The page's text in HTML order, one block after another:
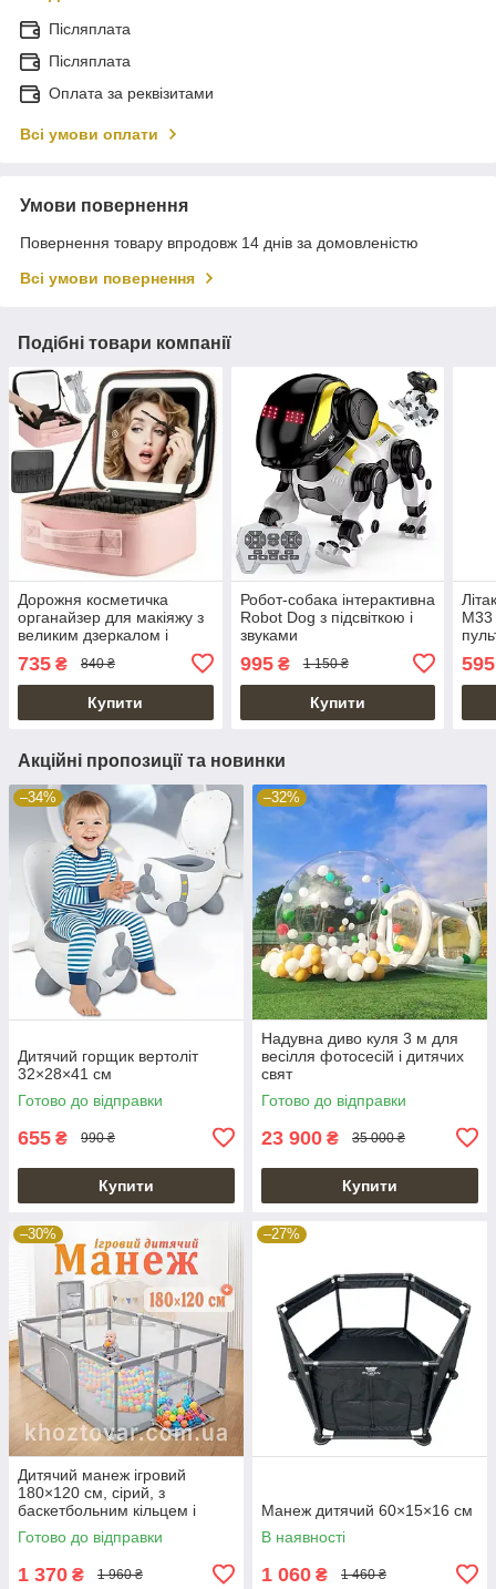
Післяплата
Післяплата
Оплата за реквізитами
Всі умови оплати
Умови повернення
Повернення товару впродовж 14 днів за домовленістю
Всі умови повернення
Подібні товари компанії
Дорожня косметичка
органайзер для макіяжу з
великим дзеркалом і
735 ₴ 840 ₴
Купити
Робот-собака інтерактивна
Robot Dog з підсвіткою і
звуками
995₴ 1 150 ₴
Купити
M33
595
Акційні пропозиції та новинки
–34%
Дитячий горщик вертоліт
32×28×41 см
Готово до відправки
655 ₴ 990 ₴
Купити
–32%
Надувна диво куля 3 м для
весілля фотосесій і дитячих
свят
Готово до відправки
23 900 ₴ 35 000 ₴
Купити
–30%
Дитячий манеж ігровий
180×120 см, сірий, з
баскетбольним кільцем і
воротами, сухий басейн
Готово до відправки
1 370 ₴ 1 960 ₴
–27%
Манеж дитячий 60×15×16 см
В наявності
1 060 ₴ 1 460 ₴